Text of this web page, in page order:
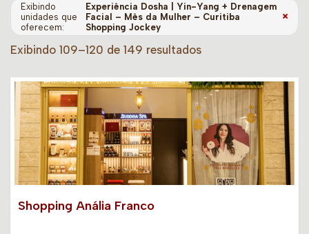
Exibindo
unidades que
oferecem:
Experiência Dosha | Yin-Yang + Drenagem
Facial – Mês da Mulher – Curitiba
Shopping Jockey
×
Exibindo 109–120 de 149 resultados
Shopping Anália Franco